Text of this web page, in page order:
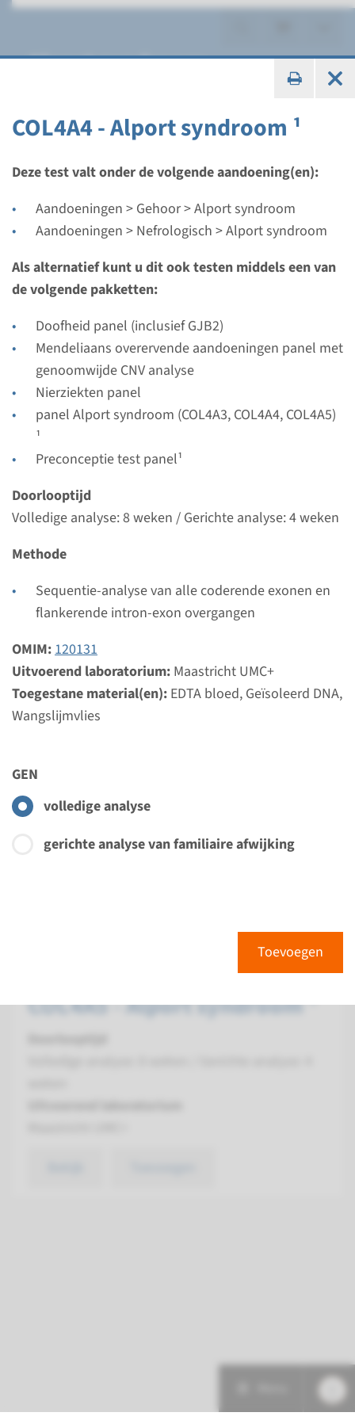
COL4A4 - Alport syndroom ¹
Deze test valt onder de volgende aandoening(en):
Aandoeningen > Gehoor > Alport syndroom
Aandoeningen > Nefrologisch > Alport syndroom
Als alternatief kunt u dit ook testen middels een van
de volgende pakketten:
Doofheid panel (inclusief GJB2)
Mendeliaans overervende aandoeningen panel met
genoomwijde CNV analyse
Nierziekten panel
panel Alport syndroom (COL4A3, COL4A4, COL4A5)
¹
Preconceptie test panel¹
Doorlooptijd
Volledige analyse: 8 weken / Gerichte analyse: 4 weken
Methode
Sequentie-analyse van alle coderende exonen en
flankerende intron-exon overgangen
OMIM:120131
Uitvoerend laboratorium: Maastricht UMC+
Toegestane material(en): EDTA bloed, Geïsoleerd DNA,
Wangslijmvlies
GEN
volledige analyse
gerichte analyse van familiaire afwijking
Toevoegen
Alport syndroom
Panel
panel Alport syndroom
(COL4A3, COL4A4, COL4A5) ¹
Doorlooptijd
8 weken
Maastricht UMC+
Bekijk
Toevoegen
COL4A3 - Alport syndroom ¹
Doorlooptijd
Volledige analyse: 8 weken / Gerichte analyse: 4
weken
Maastricht UMC+
Gen
Doorlooptijd
Volledige analyse: 8 weken / Gerichte analyse: 4
weken
Uitvoerend laboratorium
COL4A5 - Alport syndroom ¹